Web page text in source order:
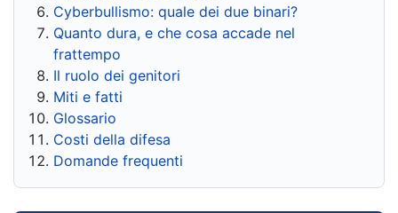
Cyberbullismo: quale dei due binari?
Quanto dura, e che cosa accade nel
frattempo
Il ruolo dei genitori
Miti e fatti
Glossario
Costi della difesa
Domande frequenti